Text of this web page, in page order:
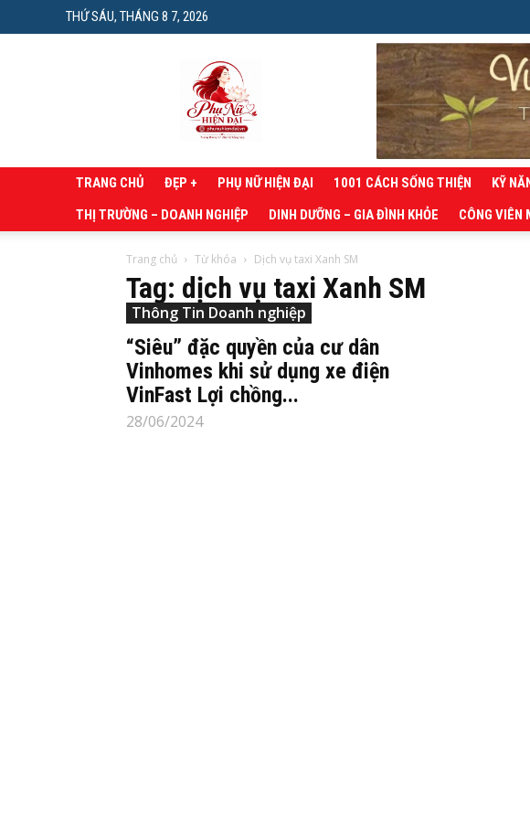
THỨ SÁU, THÁNG 8 7, 2026
Phụ
nữ
hiện
đại
TRANG CHỦ ĐẸP + PHỤ NỮ HIỆN ĐẠI 1001 CÁCH SỐNG THIỆN KỸ
THỊ TRƯỜNG – DOANH NGHIỆP
DINH DƯỠNG – GIA ĐÌNH KHỎE CÔNG VIÊN
Trang chủ Từ khóa Dịch vụ taxi Xanh SM
Tag: dịch vụ taxi Xanh SM
Thông Tin Doanh nghiệp
“Siêu” đặc quyền của cư dân
Vinhomes khi sử dụng xe điện
VinFast Lợi chồng...
28/06/2024